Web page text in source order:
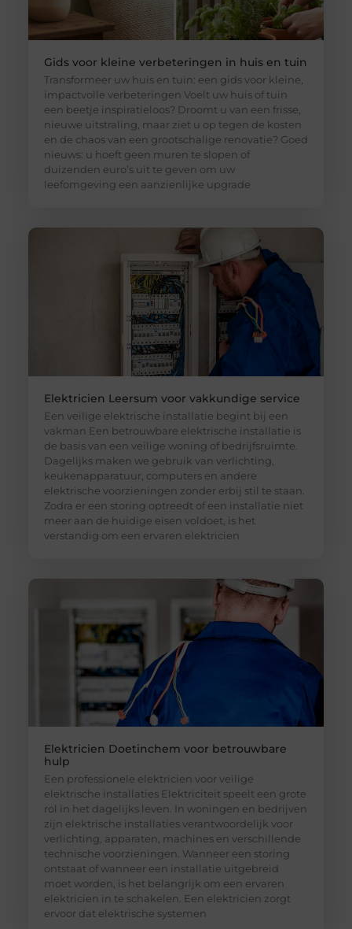
Gids voor kleine verbeteringen in huis en tuin
Transformeer uw huis en tuin: een gids voor kleine,
impactvolle verbeteringen Voelt uw huis of tuin
een beetje inspiratieloos? Droomt u van een frisse,
nieuwe uitstraling, maar ziet u op tegen de kosten
en de chaos van een grootschalige renovatie? Goed
nieuws: u hoeft geen muren te slopen of
duizenden euro’s uit te geven om uw
leefomgeving een aanzienlijke upgrade
Elektricien Leersum voor vakkundige service
Een veilige elektrische installatie begint bij een
vakman Een betrouwbare elektrische installatie is
de basis van een veilige woning of bedrijfsruimte.
Dagelijks maken we gebruik van verlichting,
keukenapparatuur, computers en andere
elektrische voorzieningen zonder erbij stil te staan.
Zodra er een storing optreedt of een installatie niet
meer aan de huidige eisen voldoet, is het
verstandig om een ervaren elektricien
Elektricien Doetinchem voor betrouwbare
hulp
Een professionele elektricien voor veilige
elektrische installaties Elektriciteit speelt een grote
rol in het dagelijks leven. In woningen en bedrijven
zijn elektrische installaties verantwoordelijk voor
verlichting, apparaten, machines en verschillende
technische voorzieningen. Wanneer een storing
ontstaat of wanneer een installatie uitgebreid
moet worden, is het belangrijk om een ervaren
elektricien in te schakelen. Een elektricien zorgt
ervoor dat elektrische systemen